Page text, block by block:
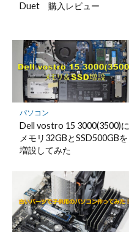
Duet 購入レビュー
パソコン
Dell vostro 15 3000(3500)に
メモリ32GBとSSD500GBを
増設してみた